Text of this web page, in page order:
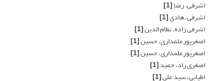
اشرفی، رضا[1]
اشرفی، هادی[1]
اشرفی زاده، نظام الدین[1]
اصغرپورعلمداری، حسین[1]
اصغرپورعلمداری، حسین[1]
اصغری راد، حمید[1]
اطیابی، سید علی[1]